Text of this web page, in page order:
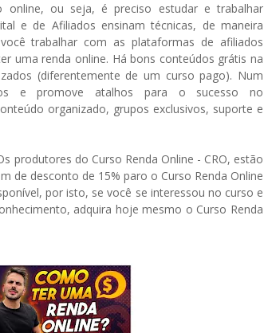
online, ou seja, é preciso estudar e trabalhar
e de Afiliados ensinam técnicas, de maneira
trabalhar com as plataformas de afiliados
uma renda online. Há bons conteúdos grátis na
(diferentemente de um curso pago). Num
e promove atalhos para o sucesso no
organizado, grupos exclusivos, suporte e
produtores do Curso Renda Online - CRO, estão
de desconto de 15% paro o Curso Renda Online
por isto, se você se interessou no curso e
adquira hoje mesmo o Curso Renda